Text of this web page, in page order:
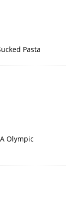
Pasta
Olympic